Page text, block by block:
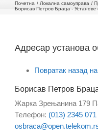
Почетна Локална самоуправа
Борисав Петров Браца -
Адресар установа
Повратак назад
Борисав Петров
Жарка Зрењанина 179
Телефон: (013) 2345 071